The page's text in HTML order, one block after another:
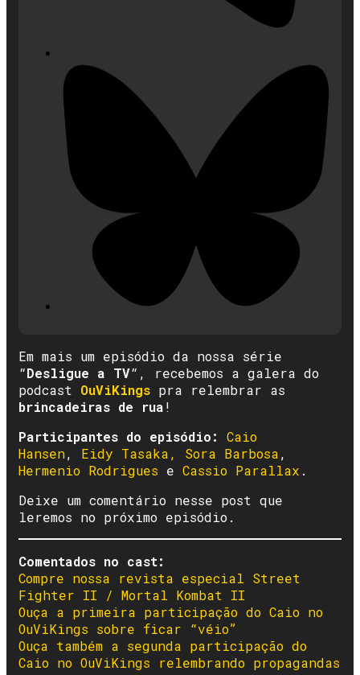
Em mais um episódio da nossa série
“Desligue a TV“, recebemos a galera do
podcast OuViKings pra relembrar as
brincadeiras de rua!
Participantes do episódio: Caio
Hansen, Eidy Tasaka, Sora Barbosa,
Hermenio Rodrigues e Cassio Parallax .
Deixe um comentário nesse post que
leremos no próximo episódio.
Comentados no cast:
Compre nossa revista especial Street
Fighter II / Mortal Kombat II
Ouça a primeira participação do Caio no
OuViKings sobre ficar “véio”
Ouça também a segunda participação do
Caio no OuViKings relembrando propagandas